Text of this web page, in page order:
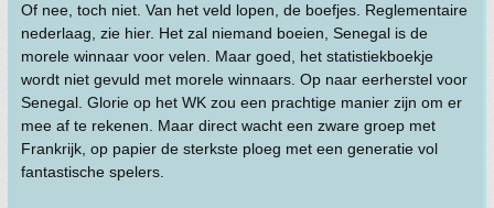
Of nee, toch niet. Van het veld lopen, de boefjes. Reglementaire
nederlaag, zie hier. Het zal niemand boeien, Senegal is de
morele winnaar voor velen. Maar goed, het statistiekboekje
wordt niet gevuld met morele winnaars. Op naar eerherstel voor
Senegal. Glorie op het WK zou een prachtige manier zijn om er
mee af te rekenen. Maar direct wacht een zware groep met
Frankrijk, op papier de sterkste ploeg met een generatie vol
fantastische spelers.